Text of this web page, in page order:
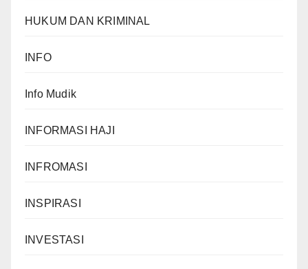
HUKUM DAN KRIMINAL
INFO
Info Mudik
INFORMASI HAJI
INFROMASI
INSPIRASI
INVESTASI